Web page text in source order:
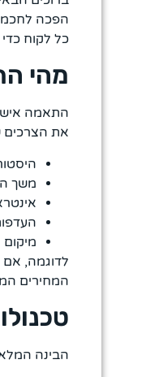
הפכה
כל לקוח כדי
מהי
התאמה
את הצרכים
משך
מיקום
לדוגמה, אם
המחירים
הבינה